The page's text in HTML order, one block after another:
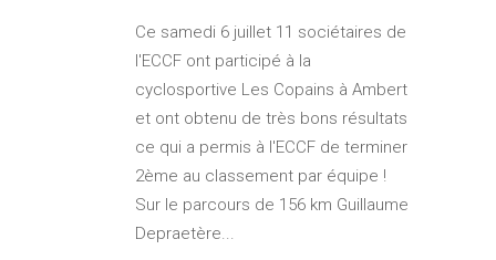
Ce samedi 6 juillet 11 sociétaires de
l'ECCF ont participé à la
cyclosportive Les Copains à Ambert
et ont obtenu de très bons résultats
ce qui a permis à l'ECCF de terminer
2ème au classement par équipe !
Sur le parcours de 156 km Guillaume
Depraetère...